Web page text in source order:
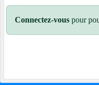
Connectez-vous pour